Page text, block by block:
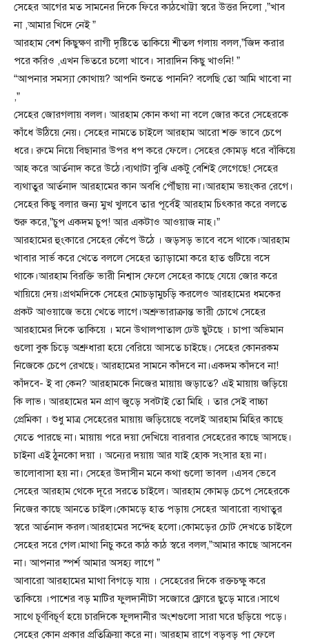
সেহের আগের মত সামনের দিকে ফিরে কাঠখোট্টা স্বরে উত্তর দিলো ,”খাব
না ,আমার খিদে নেই ”
আরহাম বেশ কিছুক্ষণ রাগী দৃষ্টিতে তাকিয়ে শীতল গলায় বলল,”জিদ করার
পরে করিও ,এখন ভিতরে চলো খাবে। সারাদিন কিছু খাওনি! ”
“আপনার সমস্যা কোথায়? আপনি শুনতে পাননি? বলেছি তো আমি খাবো না
,”
সেহের জোরগলায় বলল। আরহাম কোন কথা না বলে জোর করে সেহেরকে
কাঁধে উঠিয়ে নেয়। সেহের নামতে চাইলে আরহাম আরো শক্ত ভাবে চেপে
ধরে। রুমে নিয়ে বিছানার উপর ধপ করে ফেলে। সেহের কোমড় ধরে বাঁকিয়ে
আহ করে আর্তনাদ করে উঠে।ব্যথাটা বুঝি একটু বেশিই লেগেছে! সেহের
ব্যথাতুর আর্তনাদ আরহামের কান অবধি পৌঁছায় না।আরহাম ভয়ংকর রেগে।
সেহের কিছু বলার জন্য মুখ খুলবে তার পূর্বেই আরহাম চিৎকার করে বলতে
শুরু করে,”চুপ একদম চুপ! আর একটাও আওয়াজ নাহ।”
আরহামের হুংকারে সেহের কেঁপে উঠে । জড়সড় ভাবে বসে থাকে।আরহাম
খাবার সার্ভ করে খেতে বললে সেহের ত্যাড়ামো করে হাত গুটিয়ে বসে
থাকে।আরহাম বিরক্তি ভারী নিশ্বাস ফেলে সেহের কাছে যেয়ে জোর করে
খায়িয়ে দেয়।প্রথমদিকে সেহের মোচড়ামুচড়ি করলেও আরহামের ধমকের
প্রকট আওয়াজে ভয়ে খেতে লাগে।অশ্রুভারাক্রান্ত ভারী চোখে সেহের
আরহামের দিকে তাকিয়ে । মনে উথালপাতাল ঢেউ ছুটছে । চাপা অভিমান
গুলো বুক চিড়ে অশ্রুধারা হয়ে বেরিয়ে আসতে চাইছে। সেহের কোনরকম
নিজেকে চেপে রেখছে। আরহামের সামনে কাঁদবে না।একদম কাঁদবে না!
কাঁদবে- ই বা কেন? আরহামকে নিজের মায়ায় জড়াতে? এই মায়ায় জড়িয়ে
কি লাভ। আরহামের মন প্রাণ জুড়ে সবটাই তো মিহি । তার সেই বাচ্চা
প্রেমিকা । শুধু মাত্র সেহেরের মায়ায় জড়িয়েছে বলেই আরহাম মিহির কাছে
যেতে পারছে না। মায়ায় পরে দয়া দেখিয়ে বারবার সেহেরের কাছে আসছে।
চাইনা এই ঠুনকো দয়া । অন্যের দয়ায় আর যাই হোক সংসার হয় না।
ভালোবাসা হয় না। সেহের উদাসীন মনে কথা গুলো ভাবল ।এসব ভেবে
সেহের আরহাম থেকে দূরে সরতে চাইলে। আরহাম কোমড় চেপে সেহেরকে
নিজের কাছে আনতে চাইল।কোমড়ে হাত পড়ায় সেহের আবারো ব্যথাতুর
স্বরে আর্তনাদ করল।আরহামের সন্দেহ হলো।কোমড়ের চোট দেখতে চাইলে
সেহের সরে গেল।মাথা নিচু করে কাঠ কাঠ স্বরে বলল,”আমার কাছে আসবেন
না। আপনার স্পর্শ আমার অসহ্য লাগে ”
আবারো আরহামের মাথা বিগড়ে যায় । সেহেরের দিকে রক্তচক্ষু করে
তাকিয়ে ।পাশের বড় মাটির ফুলদানীটা সজোরে ফ্লোরে ছুড়ে মারে।সাথে
সাথে চূর্ণবিচূর্ণ হয়ে চারদিকে ফুলদানীর অংশগুলো সারা ঘরে ছড়িয়ে পড়ে।
সেহের কোন প্রকার প্রতিক্রিয়া করে না। আরহাম রাগে বড়বড় পা ফেলে